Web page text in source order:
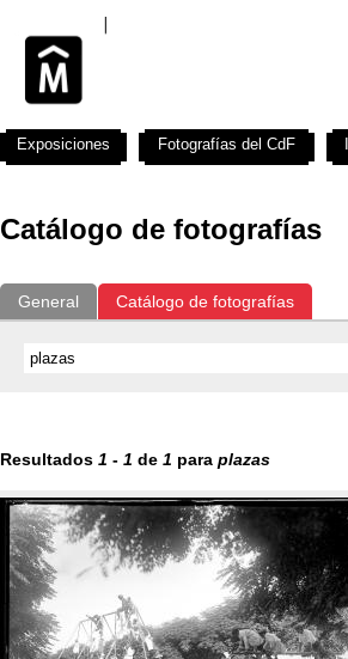
Catálogo de fotografías
General Catálogo de fotografías
Resultados 1 - 1 de 1 para plazas
Exposiciones Fotografías del CdF